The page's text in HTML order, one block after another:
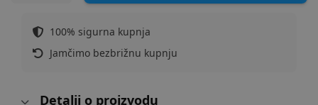
100% sigurna kupnja
Jamčimo bezbrižnu kupnju
Detalji o proizvodu